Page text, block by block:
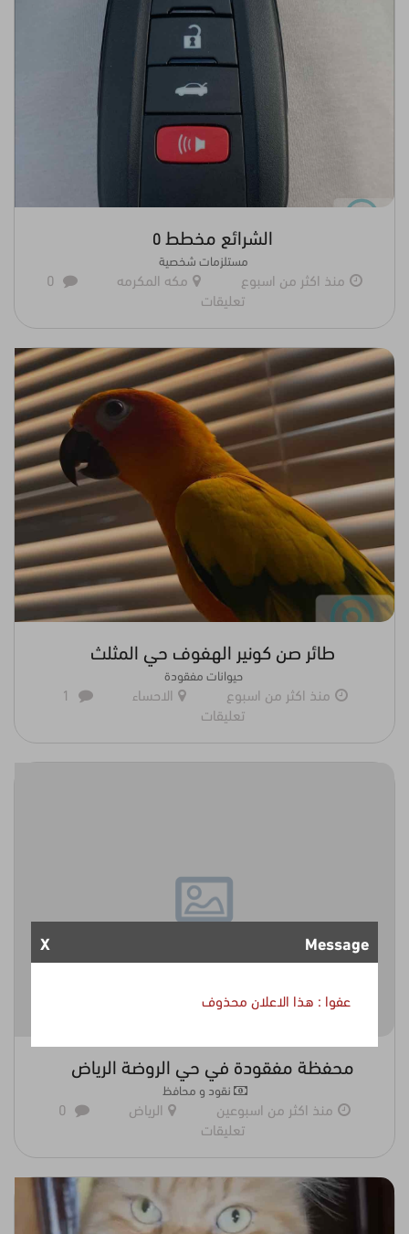
X Message
عفوا : هذا الاعلان محذوف
الشرائع مخطط ٥
مستلزمات شخصية
منذ اكثر من اسبوع مكه المكرمه
0
تعليقات
طائر صن كونير الهفوف حي المثلث
حيوانات مفقودة
منذ اكثر من اسبوع الاحساء
1
تعليقات
محفظة مفقودة في حي الروضة الرياض
نقود و محافظ
منذ اكثر من اسبوعين الرياض
0
تعليقات